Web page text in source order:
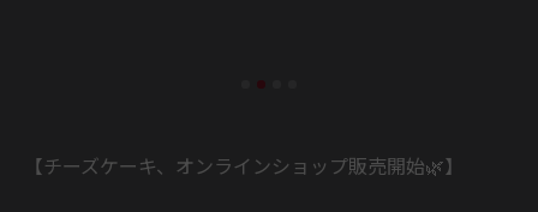
【チーズケーキ、オンラインショップ販売開始🌿】